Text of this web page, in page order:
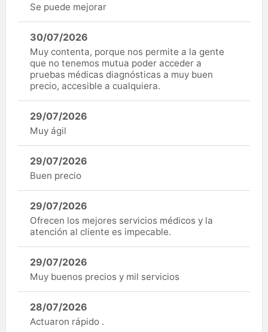
Se puede mejorar
30/07/2026
Muy contenta, porque nos permite a la gente
que no tenemos mutua poder acceder a
pruebas médicas diagnósticas a muy buen
precio, accesible a cualquiera.
29/07/2026
Muy ágil
29/07/2026
Buen precio
29/07/2026
Ofrecen los mejores servicios médicos y la
atención al cliente es impecable.
29/07/2026
Muy buenos precios y mil servicios
28/07/2026
Actuaron rápido .